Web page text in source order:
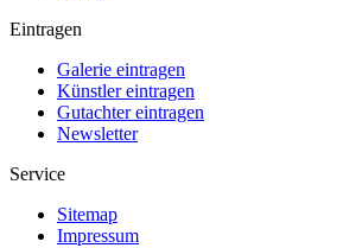
Eintragen
Galerie eintragen
Künstler eintragen
Gutachter eintragen
Newsletter
Service
Sitemap
Impressum